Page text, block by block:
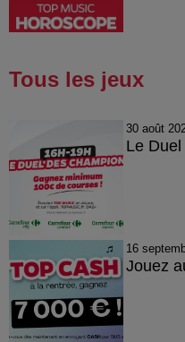
Tous les jeux
30 août
Le
16
Jouez